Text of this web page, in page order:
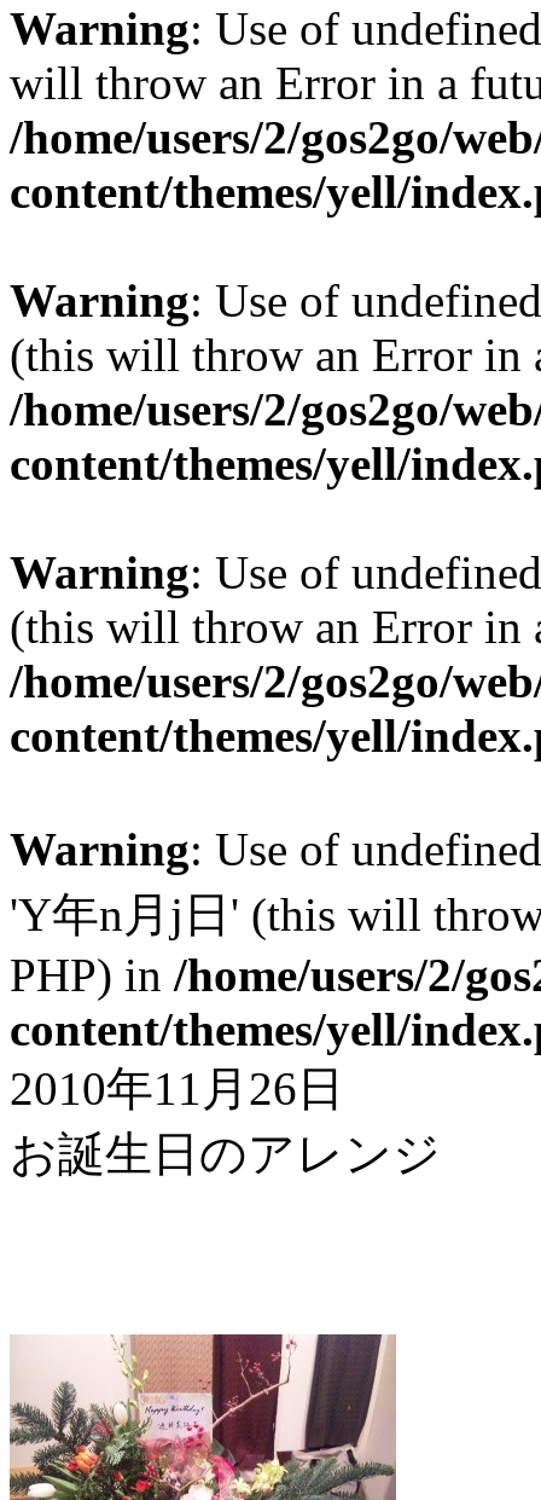
Warning: Use of
will throw an Error in a
/home/users/2/gos2go/
content/themes/yell/
Warning: Use of
(this will throw an Error in
/home/users/2/gos2go/
content/themes/yell/
Warning: Use of
(this will throw an Error in
/home/users/2/gos2go/
content/themes/yell/
Warning: Use of
'Y年n月j日' (this will
PHP) in /home/users/2/
content/themes/yell/
2010年11月26日
お誕生日のアレンジ